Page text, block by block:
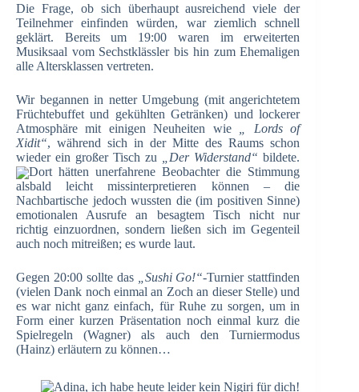
Die Frage, ob sich überhaupt ausreichend viele der
Teilnehmer einfinden würden, war ziemlich schnell
geklärt. Bereits um 19:00 waren im erweiterten
Musiksaal vom Sechstklässler bis hin zum Ehemaligen
alle Altersklassen vertreten.
Wir begannen in netter Umgebung (mit angerichtetem
Früchtebuffet und gekühlten Getränken) und lockerer
Atmosphäre mit einigen Neuheiten wie
Lords of
Xidit“, während sich in der Mitte des Raums schon
wieder ein großer Tisch zu
Der Widerstand“bildete.
Dort hätten unerfahrene Beobachter die Stimmung
alsbald leicht missinterpretieren können – die
Nachbartische jedoch wussten die (im positiven Sinne)
emotionalen Ausrufe an besagtem Tisch nicht nur
richtig einzuordnen, sondern ließen sich im Gegenteil
auch noch mitreißen; es wurde laut.
Gegen 20:00 sollte das Sushi Go!“-Turnier stattfinden
(vielen Dank noch einmal an Zoch an dieser Stelle) und
es war nicht ganz einfach, für Ruhe zu sorgen, um in
Form einer kurzen Präsentation noch einmal kurz die
Spielregeln (Wagner) als auch den Turniermodus
(Hainz) erläutern zu können…